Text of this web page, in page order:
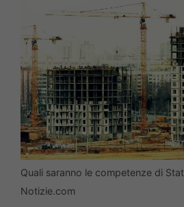
Quali saranno le competenze di
Notizie.com